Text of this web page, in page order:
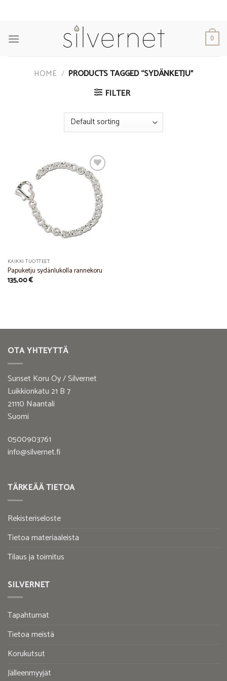
0
HOME / PRODUCTS TAGGED “SYDÄNKETJU”
FILTER
Add to
Wishlist
KAIKKI TUOTTEET
Papuketju sydänlukolla rannekoru
135,00€
OTA YHTEYTTÄ
Sunset Koru Oy / Silvernet
Luikkionkatu 21 B 7
21110 Naantali
Suomi
0500903761
info@silvernet.fi
TÄRKEÄÄ TIETOA
Rekisteriseloste
Tietoa materiaaleista
Tilaus ja toimitus
SILVERNET
Tapahtumat
Tietoa meistä
Korukutsut
Jälleenmyyjät